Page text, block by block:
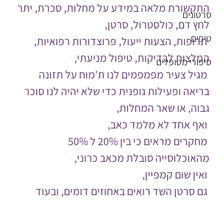
סרטונים
טיפים
סיפורי מטופלים
התקשורת מלאה במידע על מחלות, סכרת, יתר
לחץ דם, כולסטרול, סרטן,
תרופות, הצעות ייעול, פרוצדורות רפואיות,
המלצות לבדיקות, טיפול מניעתי,
מגיל צעיר מפמפמים לנו ת'מוח על תזונה
בריאה ופעילות גופנית כדי שלא יהיה לנו סוכר
גבוה, או שאר המחלות,
מהאוכלוסייה סובלת מכאב כרוני,
גם סרטן השד רואים באחוזים דומים, ובעוד